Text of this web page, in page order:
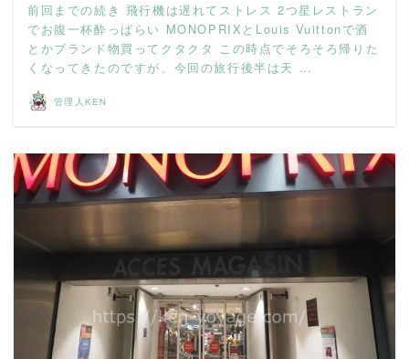
前回までの続き 飛行機は遅れてストレス 2つ星レストラン
でお腹一杯酔っぱらい MONOPRIXとLouis Vuittonで酒
とかブランド物買ってクタクタ この時点でそろそろ帰りた
くなってきたのですが、今回の旅行後半は天 …
管理人KEN
READ MORE